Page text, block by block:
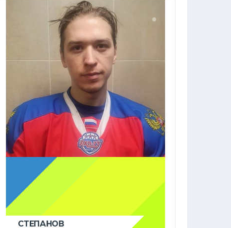
СТЕПАНОВ